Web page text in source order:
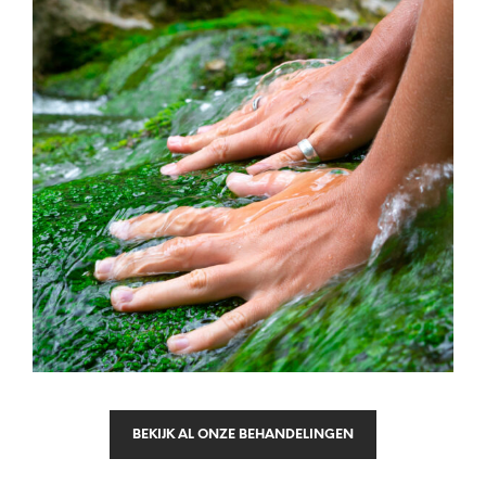
BEKIJK AL ONZE BEHANDELINGEN